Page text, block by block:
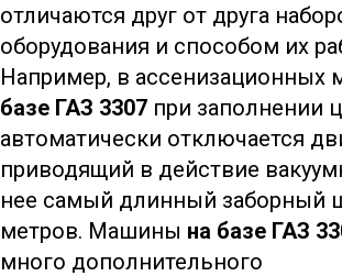
отличаются друг от друга
оборудования и способом их
Например, в ассенизационных
базе ГАЗ 3307 при заполнении
автоматически отключается
приводящий в действие
нее самый длинный заборный
метров. Машины на базе ГАЗ
много дополнительного